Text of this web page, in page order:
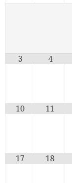
3 4
10 11
17 18